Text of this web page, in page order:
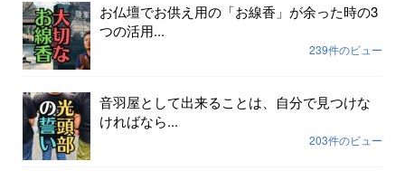
お仏壇でお供え用の「お線香」が余った時の3
つの活用...
239件のビュー
音羽屋として出来ることは、自分で見つけな
ければなら...
203件のビュー